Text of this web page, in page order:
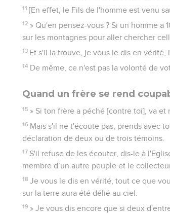
11 [En effet, le Fils de l'homme est venu
12 » Qu'en pensez-vous ? Si un homme
sur les montagnes pour aller chercher
13 Et s'il la trouve, je vous le dis en vérité,
14 De même, ce n'est pas la volonté de
Quand un frère se rend
15 » Si ton frère a péché [contre toi], va
16 Mais s'il ne t'écoute pas, prends avec
déclaration de deux ou de trois témoins.
17 S'il refuse de les écouter, dis-le à
membre d’un autre peuple et le
18 Je vous le dis en vérité, tout ce que
sur la terre aura été délié au ciel.
19 » Je vous dis encore que si deux